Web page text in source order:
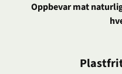
Oppbevar mat